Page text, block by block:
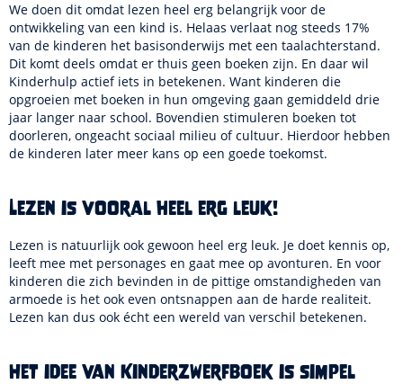
We doen dit omdat lezen heel erg belangrijk voor de
ontwikkeling van een kind is. Helaas verlaat nog steeds 17%
van de kinderen het basisonderwijs met een taalachterstand.
Dit komt deels omdat er thuis geen boeken zijn. En daar wil
Kinderhulp actief iets in betekenen. Want kinderen die
opgroeien met boeken in hun omgeving gaan gemiddeld drie
jaar langer naar school. Bovendien stimuleren boeken tot
doorleren, ongeacht sociaal milieu of cultuur. Hierdoor hebben
de kinderen later meer kans op een goede toekomst.
Lezen is vooral heel erg leuk!
Lezen is natuurlijk ook gewoon heel erg leuk. Je doet kennis op,
leeft mee met personages en gaat mee op avonturen. En voor
kinderen die zich bevinden in de pittige omstandigheden van
armoede is het ook even ontsnappen aan de harde realiteit.
Lezen kan dus ook écht een wereld van verschil betekenen.
Het idee van Kinderzwerfboek is simpel